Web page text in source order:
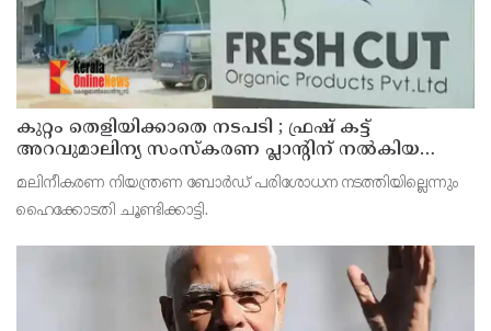
കുറ്റം തെളിയിക്കാതെ നടപടി ; ഫ്രഷ് കട്ട്
അറവുമാലിന്യ സംസ്‌കരണ പ്ലാന്റിന് നല്‍കിയ
സ്റ്റോപ്പ് മെമ്മോയില്‍ ഗുരുതര വീഴ്ചയെന്ന്
ഹൈക്കോടതി
മലിനീകരണ നിയന്ത്രണ ബോര്‍ഡ് പരിശോധന നടത്തിയില്ലെന്നും
ഹൈക്കോടതി ചൂണ്ടിക്കാട്ടി.